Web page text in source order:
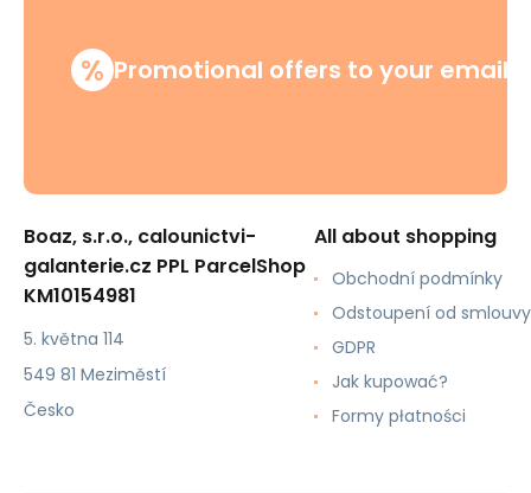
% Promotional offers to your email
Boaz, s.r.o., calounictvi-
galanterie.cz PPL ParcelShop
KM10154981
5. května 114
549 81 Meziměstí
Česko
All about shopping
Obchodní podmínky
Odstoupení od smlouvy
GDPR
Jak kupować?
Formy płatności